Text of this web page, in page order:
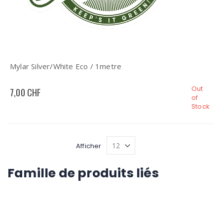
Mylar Silver/White Eco / 1metre
7,00 CHF
Out
of
Stock
Afficher
Famille de produits liés